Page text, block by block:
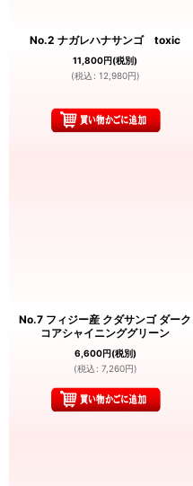
No.2 ナガレハナサンゴ toxic
11,800円(税別)
(税込 : 12,980円)
No.7 フィジー産 クダサンゴ ダーク
コアシャイニンググリーン
6,600円(税別)
(税込 : 7,260円)